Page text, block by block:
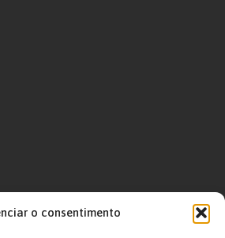
o consentimento